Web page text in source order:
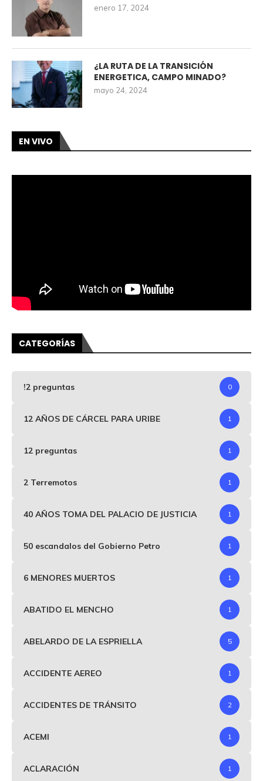
enero 17, 2024
¿LA RUTA DE LA TRANSICIÓN
ENERGETICA, CAMPO MINADO?
mayo 24, 2024
EN VIVO
CATEGORÍAS
!2 preguntas 0
12 AÑOS DE CÁRCEL PARA URIBE 1
12 preguntas 1
2 Terremotos 1
40 AÑOS TOMA DEL PALACIO DE JUSTICIA 1
50 escandalos del Gobierno Petro 1
6 MENORES MUERTOS 1
ABATIDO EL MENCHO 1
ABELARDO DE LA ESPRIELLA 5
ACCIDENTE AEREO 1
ACCIDENTES DE TRÁNSITO 2
ACEMI 1
ACLARACIÓN 1